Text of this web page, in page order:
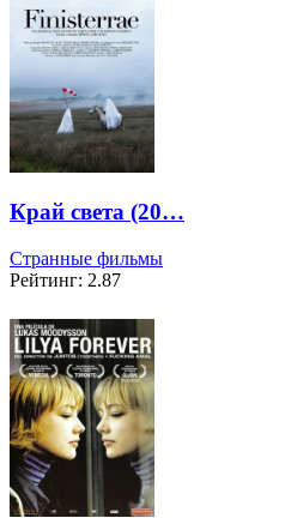
Край света (20…
Странные фильмы
Рейтинг: 2.87